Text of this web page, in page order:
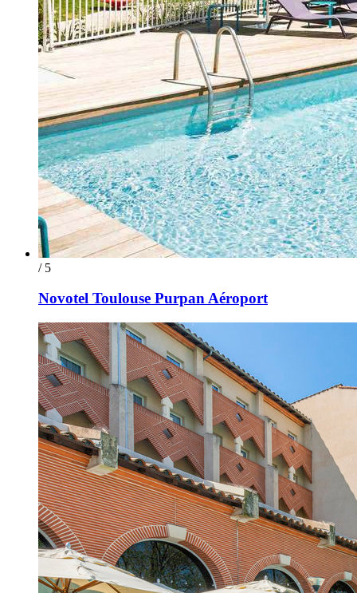
/ 5
Novotel Toulouse Purpan Aéroport